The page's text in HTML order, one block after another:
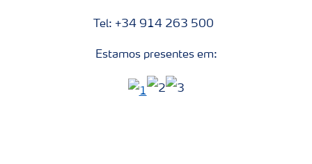
Tel: +34 914 263 500
Estamos presentes em: